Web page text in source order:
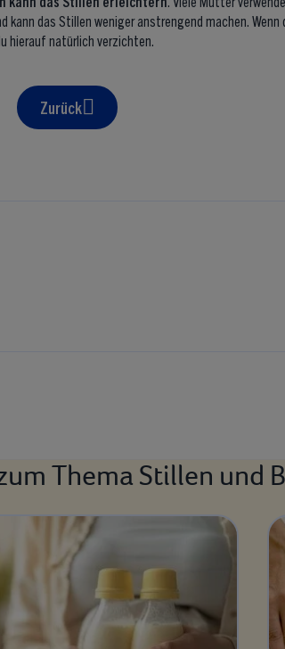
das Stillen weniger anstrengend machen. Wenn
hierauf natürlich verzichten.
Zurück
Thema Stillen und